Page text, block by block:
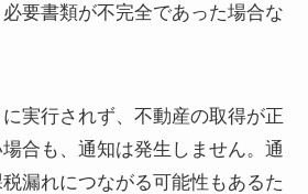
要書類が不完全であった場合な
実行されず、不動産の取得が正
合も、通知は発生しません。通
漏れにつながる可能性もあるた